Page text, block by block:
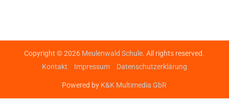
Copyright © 2026 Meulenwald Schule. All rights reserved.
Kontakt
Impressum Datenschutzerklärung
Powered by K&K Multimedia GbR